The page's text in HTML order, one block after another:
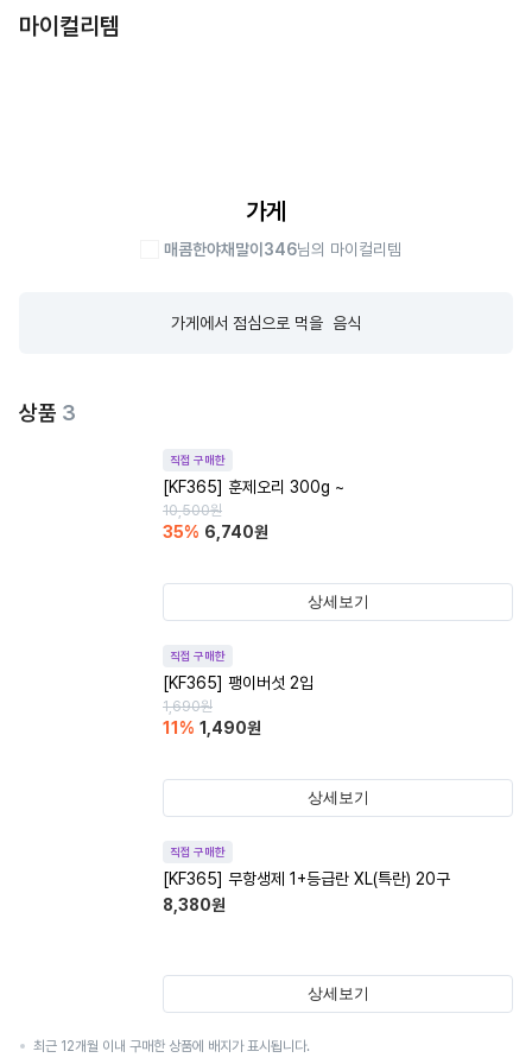
마이컬리템
가게
매콤한야채말이346님의 마이컬리템
가게에서 점심으로 먹을  음식
상품 3
직접 구매한
[KF365] 훈제오리 300g ~
10,500원
35% 6,740원
상세보기
직접 구매한
[KF365] 팽이버섯 2입
1,690원
11 % 1,490원
상세보기
직접 구매한
[KF365] 무항생제 1+등급란 XL(특란) 20구
8,380원
상세보기
최근 12개월 이내 구매한 상품에 배지가 표시됩니다.